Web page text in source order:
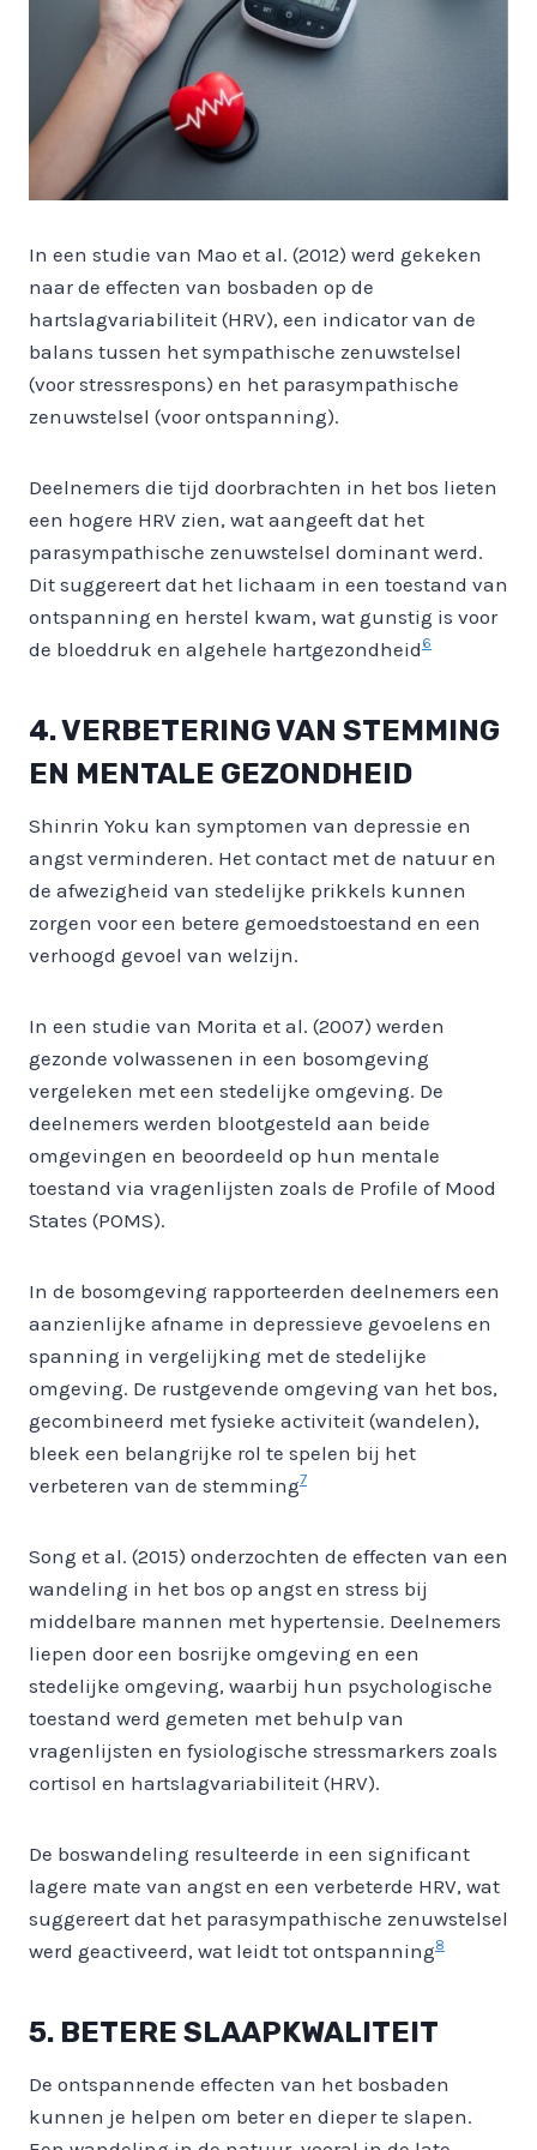
In een studie van Mao et al. (2012) werd gekeken
naar de effecten van bosbaden op de
hartslagvariabiliteit (HRV), een indicator van de
balans tussen het sympathische zenuwstelsel
(voor stressrespons) en het parasympathische
zenuwstelsel (voor ontspanning).
Deelnemers die tijd doorbrachten in het bos lieten
een hogere HRV zien, wat aangeeft dat het
parasympathische zenuwstelsel dominant werd.
Dit suggereert dat het lichaam in een toestand van
ontspanning en herstel kwam, wat gunstig is voor
de bloeddruk en algehele hartgezondheid 6
4. VERBETERING VAN STEMMING
EN MENTALE GEZONDHEID
Shinrin Yoku kan symptomen van depressie en
angst verminderen. Het contact met de natuur en
de afwezigheid van stedelijke prikkels kunnen
zorgen voor een betere gemoedstoestand en een
verhoogd gevoel van welzijn.
In een studie van Morita et al. (2007) werden
gezonde volwassenen in een bosomgeving
vergeleken met een stedelijke omgeving. De
deelnemers werden blootgesteld aan beide
omgevingen en beoordeeld op hun mentale
toestand via vragenlijsten zoals de Profile of Mood
States (POMS).
In de bosomgeving rapporteerden deelnemers een
aanzienlijke afname in depressieve gevoelens en
spanning in vergelijking met de stedelijke
omgeving. De rustgevende omgeving van het bos,
gecombineerd met fysieke activiteit (wandelen),
bleek een belangrijke rol te spelen bij het
verbeteren van de stemming7
Song et al. (2015) onderzochten de effecten van een
wandeling in het bos op angst en stress bij
middelbare mannen met hypertensie. Deelnemers
liepen door een bosrijke omgeving en een
stedelijke omgeving, waarbij hun psychologische
toestand werd gemeten met behulp van
vragenlijsten en fysiologische stressmarkers zoals
cortisol en hartslagvariabiliteit (HRV).
De boswandeling resulteerde in een significant
lagere mate van angst en een verbeterde HRV, wat
suggereert dat het parasympathische zenuwstelsel
werd geactiveerd, wat leidt tot ontspanning8
5. BETERE SLAAPKWALITEIT
De ontspannende effecten van het bosbaden
kunnen je helpen om beter en dieper te slapen.